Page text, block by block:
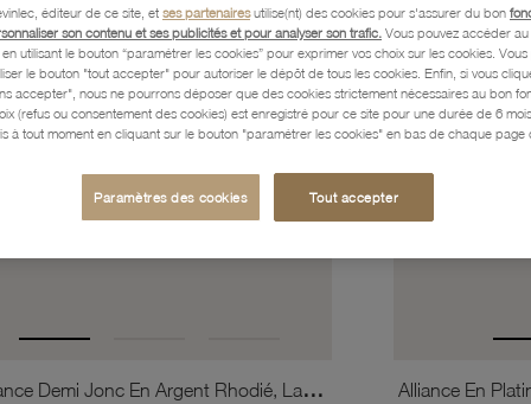
Alliance Demi Jonc En Argent Rhodié, Largeur 3mm
Alliance En
éditeur de ce site, et ses partenairesutilise(nt) des cookies pour s'assurer du bon
son contenu et ses publicités et pour analyser son trafic. Vous pouvez accéder
utilisant le bouton “paramétrer les cookies” pour exprimer vos choix sur les cookies. Vous
le bouton "tout accepter" pour autoriser le dépôt de tous les cookies. Enfin, si vous
accepter", nous ne pourrons déposer que des cookies strictement nécessaires au bon
(refus ou consentement des cookies) est enregistré pour ce site pour une durée de 6
à tout moment en cliquant sur le bouton "paramétrer les cookies" en bas de chaque page
Paramètres des cookies Tout accepter